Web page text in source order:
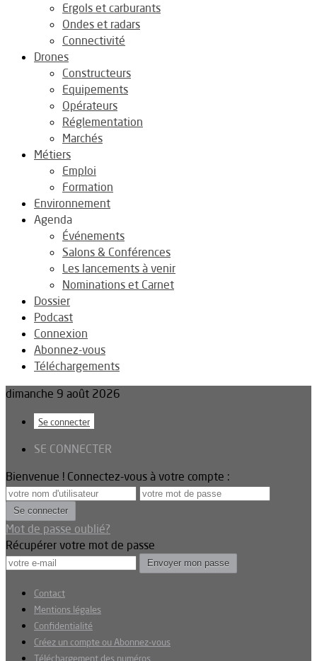
Ergols et carburants
Ondes et radars
Connectivité
Drones
Constructeurs
Equipements
Opérateurs
Réglementation
Marchés
Métiers
Emploi
Formation
Environnement
Agenda
Événements
Salons & Conférences
Les lancements à venir
Nominations et Carnet
Dossier
Podcast
Connexion
Abonnez-vous
Téléchargements
dimanche 9 août 2026
Se connecter
SE CONNECTER
Bienvenue ! Connectez-vous à votre compte :
Mot de passe oublié?
Récupérer votre mot de passe
Contact
Mentions légales
Confidentialité
Créez un compte ou Abonnez-vous
Téléchargement des numéros